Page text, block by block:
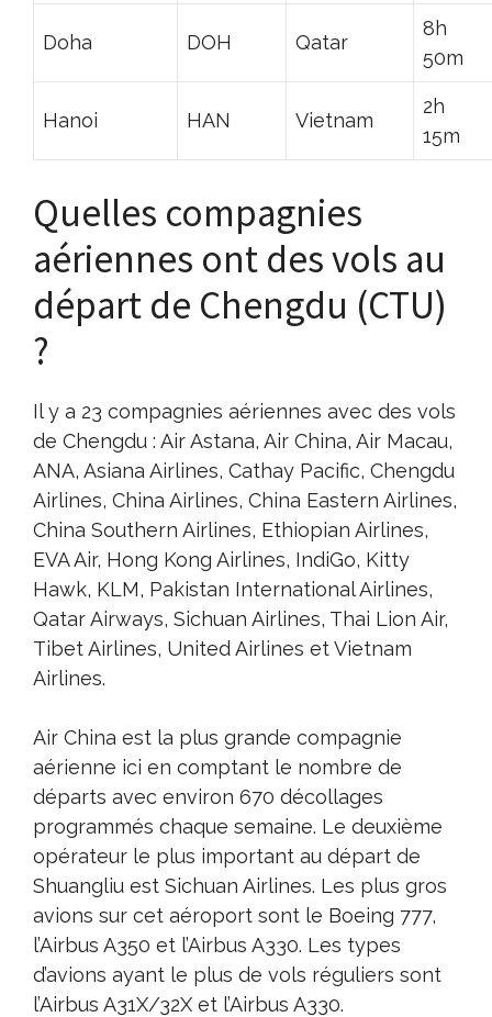
Doha DOH Qatar
8h
50m
Hanoi HAN Vietnam
2h
15m
Quelles compagnies
aériennes ont des vols au
départ de Chengdu (CTU)
?
Il y a 23 compagnies aériennes avec des vols
de Chengdu : Air Astana, Air China, Air Macau,
ANA, Asiana Airlines, Cathay Pacific, Chengdu
Airlines, China Airlines, China Eastern Airlines,
China Southern Airlines, Ethiopian Airlines,
EVA Air, Hong Kong Airlines, IndiGo, Kitty
Hawk, KLM, Pakistan International Airlines,
Qatar Airways, Sichuan Airlines, Thai Lion Air,
Tibet Airlines, United Airlines et Vietnam
Airlines.
Air China est la plus grande compagnie
aérienne ici en comptant le nombre de
départs avec environ 670 décollages
programmés chaque semaine. Le deuxième
opérateur le plus important au départ de
Shuangliu est Sichuan Airlines. Les plus gros
avions sur cet aéroport sont le Boeing 777,
l’Airbus A350 et l’Airbus A330. Les types
d’avions ayant le plus de vols réguliers sont
l’Airbus A31X/32X et l’Airbus A330.